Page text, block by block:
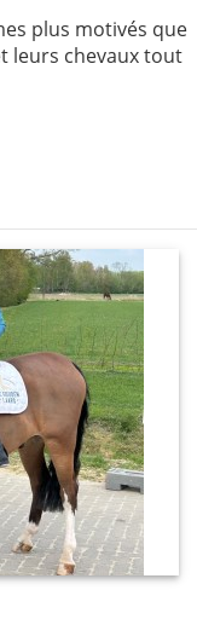
plus motivés que
leurs chevaux tout